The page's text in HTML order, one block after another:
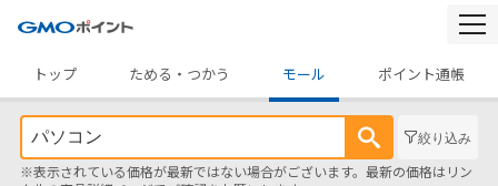
トップ
ためる・つかう モール ポイント通帳
絞り込み
※表示されている価格が最新ではない場合がございます。最新の価格はリン